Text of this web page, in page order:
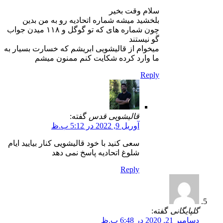
سلام وقت بخیر
بلخشید میشه شماره اتحادیه رو به من بدین
چون شماره های که تو گوگل و ۱۱۸ میدن جواب
گو نیستند
میخوام از قالیشویی ابریشم که خسارت بسیار به
ما وارد کرده شکایت کنم ممنون میشم
Reply
قالیشویی قدس گفته:
آوریل 9, 2022 در 5:12 ب.ظ
سعی کنید با خود قالیشویی کنار بیایید ایام
شلوغ اتحادیه پاسخ نمی دهد
Reply
گلپایگانی گفته:
دسامبر 21, 2020 در 6:48 ب.ظ